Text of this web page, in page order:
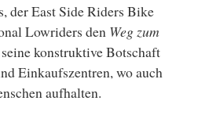
der East Side Riders Bike
Lowriders den Weg zum
konstruktive Botschaft
Einkaufszentren, wo auch
aufhalten.